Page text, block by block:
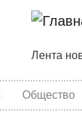
Лента
Общество